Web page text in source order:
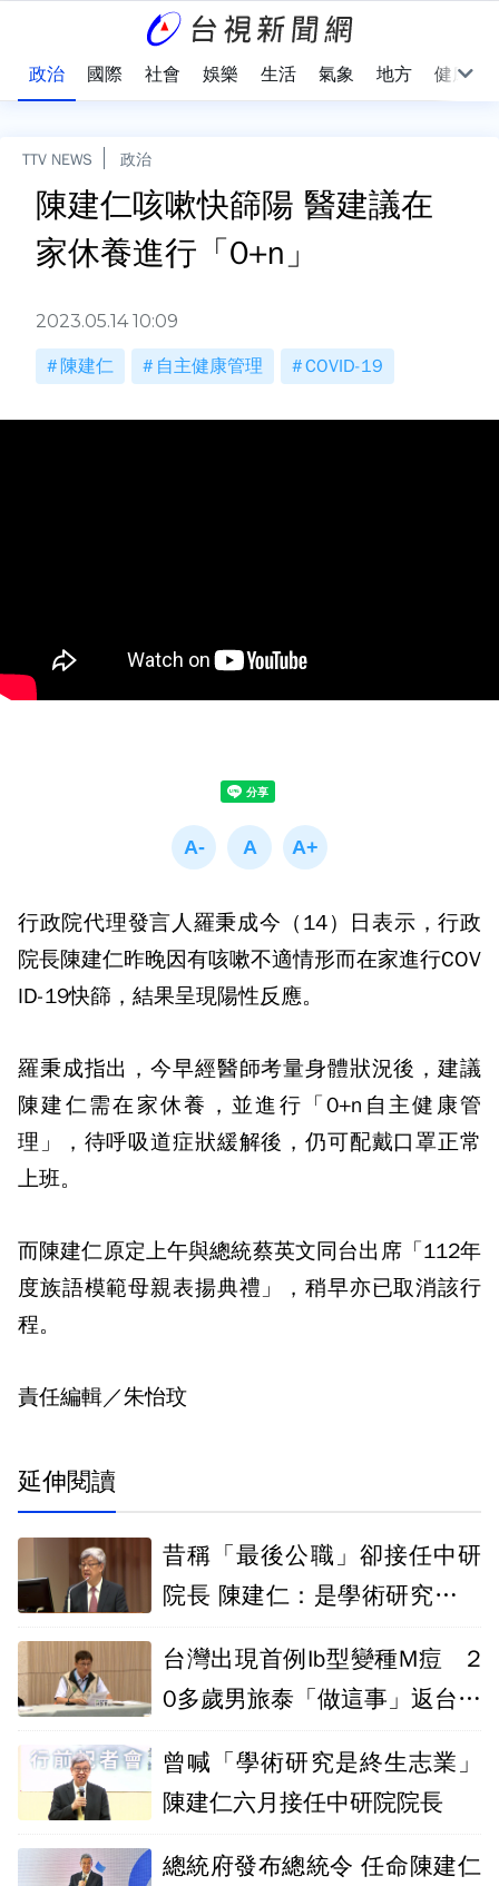
政治 國際 社會 娛樂 生活 氣象 地方 健康
TTV NEWS 政治
陳建仁咳嗽快篩陽 醫建議在
家休養進行「0+n」
2023.05.14 10:09
陳建仁 自主健康管理 COVID-19
行政院代理發言人羅秉成今（14）日表示，行政
院長陳建仁昨晚因有咳嗽不適情形而在家進行COV
ID-19快篩，結果呈現陽性反應。
羅秉成指出，今早經醫師考量身體狀況後，建議
陳建仁需在家休養，並進行「0+n自主健康管
理」，待呼吸道症狀緩解後，仍可配戴口罩正常
上班。
而陳建仁原定上午與總統蔡英文同台出席「112年
度族語模範母親表揚典禮」，稍早亦已取消該行
程。
責任編輯／朱怡玟
延伸閱讀
昔稱「最後公職」卻接任中研
院長 陳建仁：是學術研究不違
台灣出現首例Ib型變種M痘 2
0多歲男旅泰「做這事」返台確
曾喊「學術研究是終生志業」
陳建仁六月接任中研院院長
總統府發布總統令 任命陳建仁